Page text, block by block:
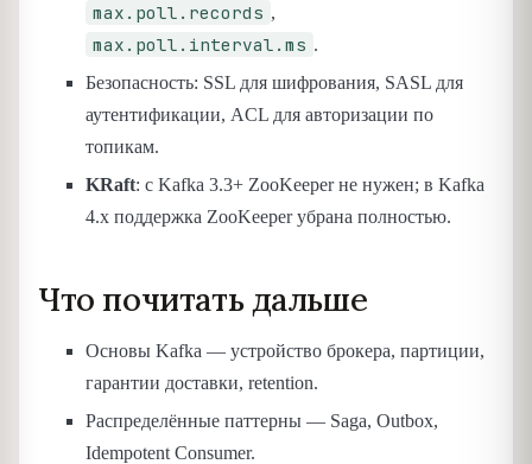
max.poll.records ,
max.poll.interval.ms .
Безопасность: SSL для шифрования, SASL для
аутентификации, ACL для авторизации по
топикам.
KRaft: с Kafka 3.3+ ZooKeeper не нужен; в Kafka
4.x поддержка ZooKeeper убрана полностью.
Что почитать дальше
Основы Kafka — устройство брокера, партиции,
гарантии доставки, retention.
Распределённые паттерны — Saga, Outbox,
Idempotent Consumer.